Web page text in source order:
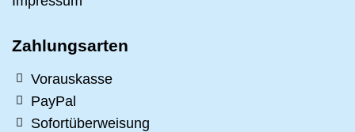
Zahlungsarten
Vorauskasse
PayPal
Sofortüberweisung